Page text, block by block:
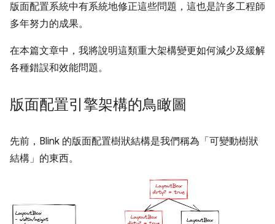
版面配置系統中有系統地修正這些問題，這也是許多工程師
多年努力的成果。
在本篇文章中，我將說明這類重大架構變更如何減少及緩解
各種錯誤和效能問題。
版面配置引擎架構的鳥瞰圖
先前，Blink 的版面配置樹狀結構是我們稱為「可變動樹狀
結構」的東西。